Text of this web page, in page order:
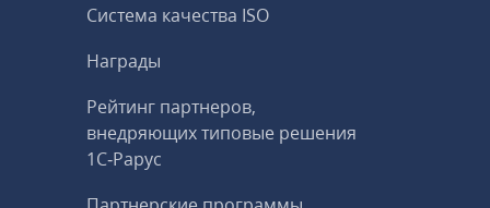
Система качества ISO
Награды
Рейтинг партнеров,
внедряющих типовые решения
1С‑Рарус